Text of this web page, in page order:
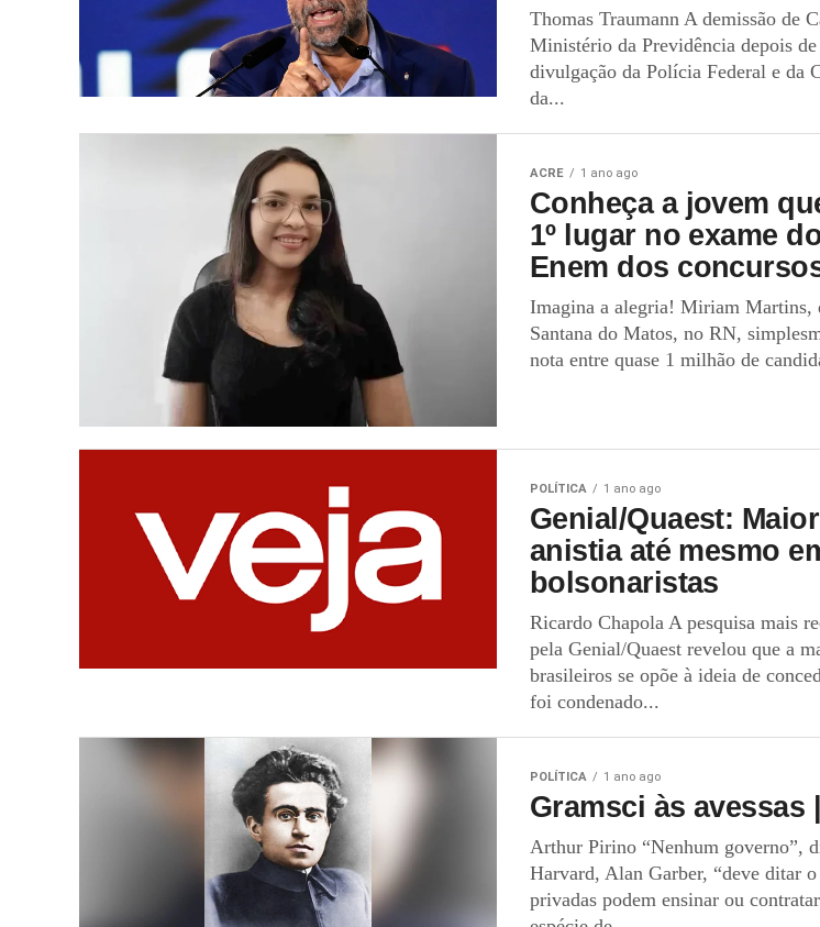
Thomas Traumann A demissão de
Ministério da Previdência depois
divulgação da Polícia Federal e da
da...
ACRE 1 ano ago
Conheça a jovem
1º lugar no exame
Enem dos
Imagina a alegria! Miriam Martins,
Santana do Matos, no RN,
nota entre quase 1 milhão de
POLÍTICA 1 ano ago
Genial/Quaest:
anistia até mesmo
bolsonaristas
Ricardo Chapola A pesquisa mais
pela Genial/Quaest revelou que a
brasileiros se opõe à ideia de
foi condenado...
POLÍTICA 1 ano ago
Gramsci às avessas
Arthur Pirino “Nenhum governo”,
Harvard, Alan Garber, “deve ditar
privadas podem ensinar ou